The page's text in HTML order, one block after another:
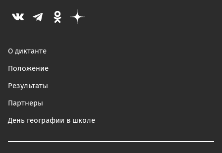
О диктанте
Положение
Результаты
Партнеры
День географии в школе